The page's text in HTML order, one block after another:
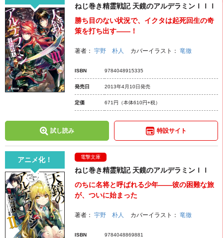
ねじ巻き精霊戦記 天鏡のアルデラミンＩＩＩ
勝ち目のない状況で、イクタは起死回生の奇
策を打ち出す――！
著者： 宇野 朴人 カバーイラスト： 竜徹
ISBN 9784048915335
発売日 2013年4月10日発売
定価 671円 （本体610円+税）
試し読み 特設サイト
アニメ化！ 電撃文庫
ねじ巻き精霊戦記 天鏡のアルデラミンＩＩ
のちに名将と呼ばれる少年――彼の困難な旅
が、ついに始まった
著者： 宇野 朴人 カバーイラスト： 竜徹
ISBN 9784048869881